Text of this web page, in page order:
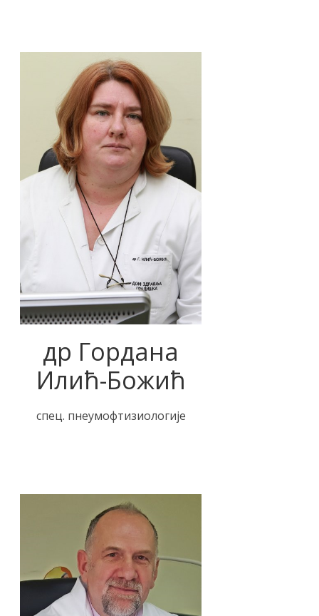
др Гордана
Илић-Божић
спец. пнеумофтизиологије